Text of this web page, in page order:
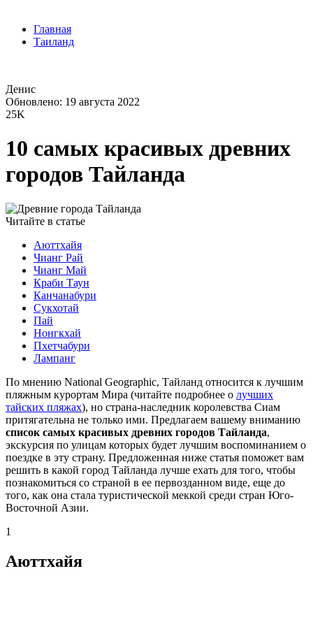
Главная
Таиланд
Денис
Обновлено: 19 августа 2022
25K
10 самых красивых древних
городов Тайланда
Читайте в статье
Аюттхайя
Чианг Рай
Чианг Май
Краби Таун
Канчанабури
Сукхотай
Пай
Нонгкхай
Пхетчабури
Лампанг
По мнению National Geographic, Тайланд относится к лучшим
пляжным курортам Мира (читайте подробнее о лучших
тайских пляжах), но страна-наследник королевства Сиам
притягательна не только ими. Предлагаем вашему вниманию
список самых красивых древних городов Тайланда,
экскурсия по улицам которых будет лучшим воспоминанием о
поездке в эту страну. Предложенная ниже статья поможет вам
решить в какой город Тайланда лучше ехать для того, чтобы
познакомиться со страной в ее первозданном виде, еще до
того, как она стала туристической меккой среди стран Юго-
Восточной Азии.
1
Аюттхайя